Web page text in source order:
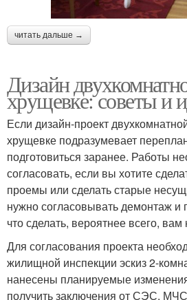
читать дальше →
Дизайн
хрущевке: советы и
Если дизайн-проект
хрущевке подразумевает
подготовиться заранее. Работы
согласовать, если вы хотите
проемы или сделать старые
нужно согласовывать демонтаж и
что сделать, вероятнее всего,
Для согласования проекта
жилищной инспекции эскиз 2-
нанесены планируемые
получить заключения от СЭС,